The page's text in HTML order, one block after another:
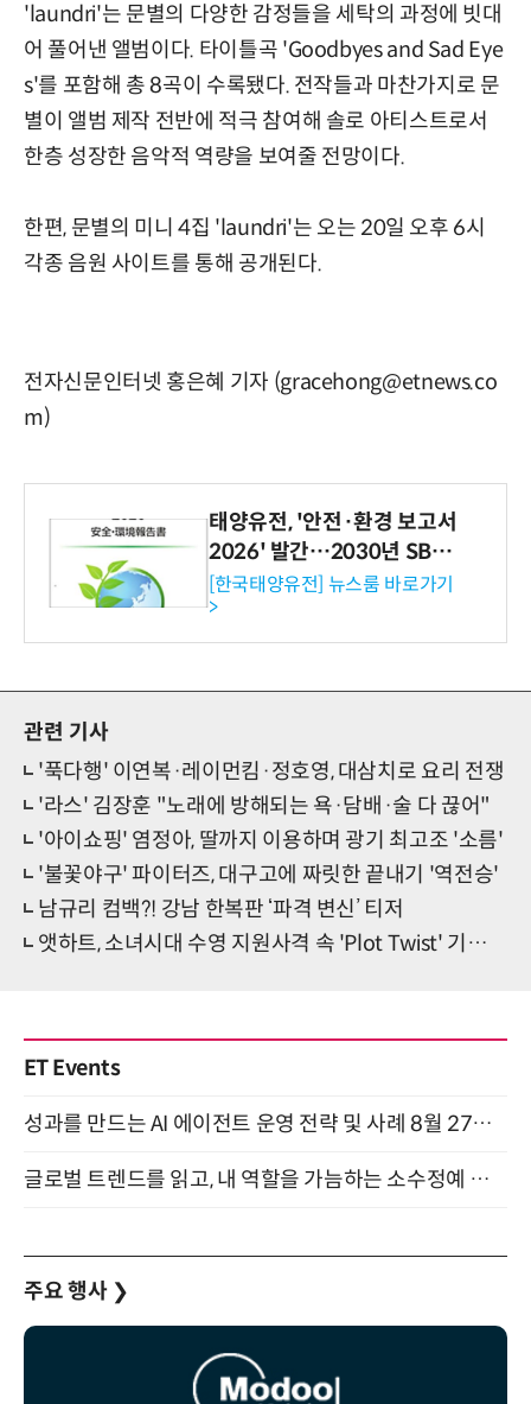
'laundri'는 문별의 다양한 감정들을 세탁의 과정에 빗대
어 풀어낸 앨범이다. 타이틀곡 'Goodbyes and Sad Eye
s'를 포함해 총 8곡이 수록됐다. 전작들과 마찬가지로 문
별이 앨범 제작 전반에 적극 참여해 솔로 아티스트로서
한층 성장한 음악적 역량을 보여줄 전망이다.
한편, 문별의 미니 4집 'laundri'는 오는 20일 오후 6시
각종 음원 사이트를 통해 공개된다.
전자신문인터넷 홍은혜 기자 (gracehong@etnews.co
m)
태양유전, '안전·환경 보고서
2026' 발간…2030년 SBT
수준 온실가스 감축 추진
[한국태양유전] 뉴스룸 바로가기
>
관련 기사
'푹다행' 이연복·레이먼킴·정호영, 대삼치로 요리 전쟁
'라스' 김장훈 "노래에 방해되는 욕·담배·술 다 끊어"
'아이쇼핑' 염정아, 딸까지 이용하며 광기 최고조 '소름'
'불꽃야구' 파이터즈, 대구고에 짜릿한 끝내기 '역전승'
남규리 컴백?! 강남 한복판 ‘파격 변신’ 티저
앳하트, 소녀시대 수영 지원사격 속 'Plot Twist' 기대 증폭
ET Events
성과를 만드는 AI 에이전트 운영 전략 및 사례 8월 27일 개최
글로벌 트렌드를 읽고, 내 역할을 가늠하는 소수정예 실습 워크숍 (8/28)
주요 행사 ❯